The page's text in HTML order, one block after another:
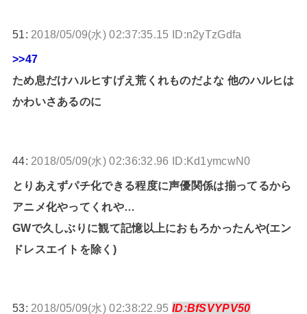
51: 2018/05/09(水) 02:37:35.15 ID:n2yTzGdfa
>>47
ため息だけハルヒすげえ荒くれものだよな 他のハルヒは
かわいさあるのに
44: 2018/05/09(水) 02:36:32.96 ID:Kd1ymcwN0
とりあえずパチ化できる程度に声優関係は揃ってるから
アニメ化やってくれや…
GWで久しぶりに観て記憶以上におもろかったんや(エン
ドレスエイトを除く)
53: 2018/05/09(水) 02:38:22.95 ID:BfSVYPV50